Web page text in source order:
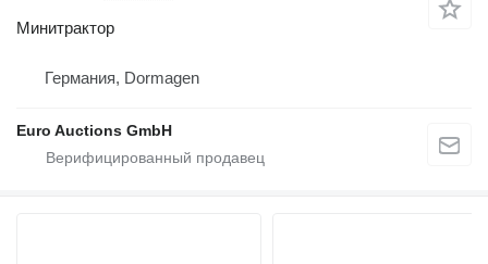
Минитрактор
Германия, Dormagen
Euro Auctions GmbH